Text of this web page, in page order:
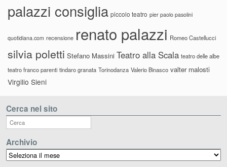
palazzi consiglia piccolo teatro pier paolo pasolini
quotidiana.com recensione renato palazzi Romeo Castellucci
silvia poletti Stefano Massini Teatro alla Scala teatro delle albe
teatro franco parenti tindaro granata Torinodanza Valerio Binasco valter malosti
Virgilio Sieni
Cerca nel sito
Archivio
Archivio